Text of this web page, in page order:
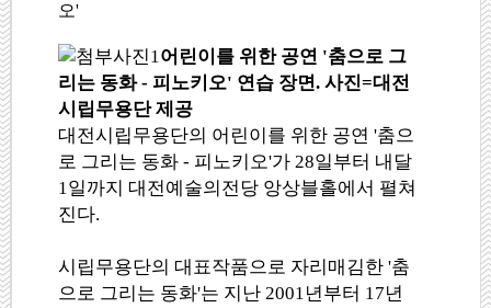
오'
어린이를 위한 공연 '춤으로 그
리는 동화 - 피노키오' 연습 장면. 사진=대전
시립무용단 제공
대전시립무용단의 어린이를 위한 공연 '춤으
로 그리는 동화 - 피노키오'가 28일부터 내달
1일까지 대전예술의전당 앙상블홀에서 펼쳐
진다.
시립무용단의 대표작품으로 자리매김한 '춤
으로 그리는 동화'는 지난 2001년부터 17년